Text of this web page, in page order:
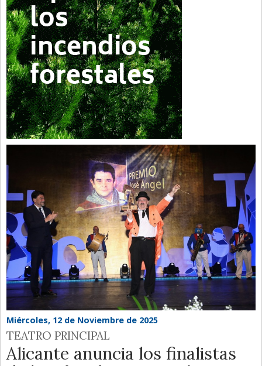
Miércoles, 12 de Noviembre de 2025
TEATRO PRINCIPAL
Alicante anuncia los finalistas